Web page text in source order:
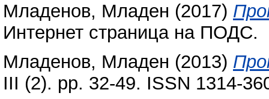
Младенов, Младен (2017)
Интернет страница на ПОДС.
Младенов, Младен (2013)
III (2). pp. 32-49. ISSN 1314-